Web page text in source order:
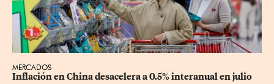
MERCADOS
Inflación en China desacelera a 0.5% interanual en julio